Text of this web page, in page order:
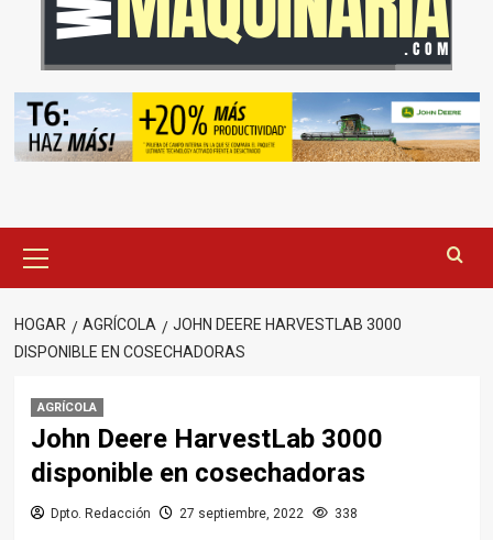
principal
HOGAR AGRÍCOLA
JOHN DEERE HARVESTLAB 3000
DISPONIBLE EN COSECHADORAS
AGRÍCOLA
John Deere HarvestLab 3000
disponible en cosechadoras
Dpto. Redacción 27 septiembre, 2022 338